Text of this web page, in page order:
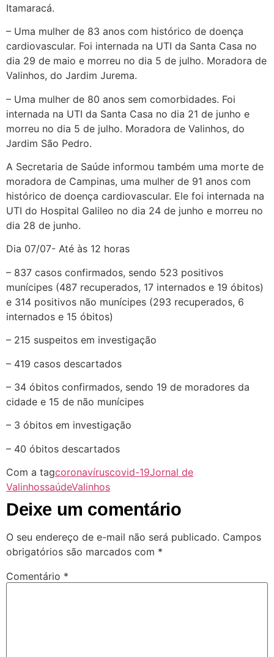
Itamaracá.
– Uma mulher de 83 anos com histórico de doença
cardiovascular. Foi internada na UTI da Santa Casa no
dia 29 de maio e morreu no dia 5 de julho. Moradora de
Valinhos, do Jardim Jurema.
– Uma mulher de 80 anos sem comorbidades. Foi
internada na UTI da Santa Casa no dia 21 de junho e
morreu no dia 5 de julho. Moradora de Valinhos, do
Jardim São Pedro.
A Secretaria de Saúde informou também uma morte de
moradora de Campinas, uma mulher de 91 anos com
histórico de doença cardiovascular. Ele foi internada na
UTI do Hospital Galileo no dia 24 de junho e morreu no
dia 28 de junho.
Dia 07/07- Até às 12 horas
– 837 casos confirmados, sendo 523 positivos
munícipes (487 recuperados, 17 internados e 19 óbitos)
e 314 positivos não munícipes (293 recuperados, 6
internados e 15 óbitos)
– 215 suspeitos em investigação
– 419 casos descartados
– 34 óbitos confirmados, sendo 19 de moradores da
cidade e 15 de não munícipes
– 3 óbitos em investigação
– 40 óbitos descartados
Com a tagcoronavíruscovid-19Jornal de
ValinhossaúdeValinhos
Deixe um comentário
O seu endereço de e-mail não será publicado. Campos
obrigatórios são marcados com *
Comentário *